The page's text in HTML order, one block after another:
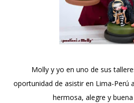
Molly y yo en uno de sus talleres en el que tuve la
oportunidad de asistir en Lima-Perú
hermosa, alegre y